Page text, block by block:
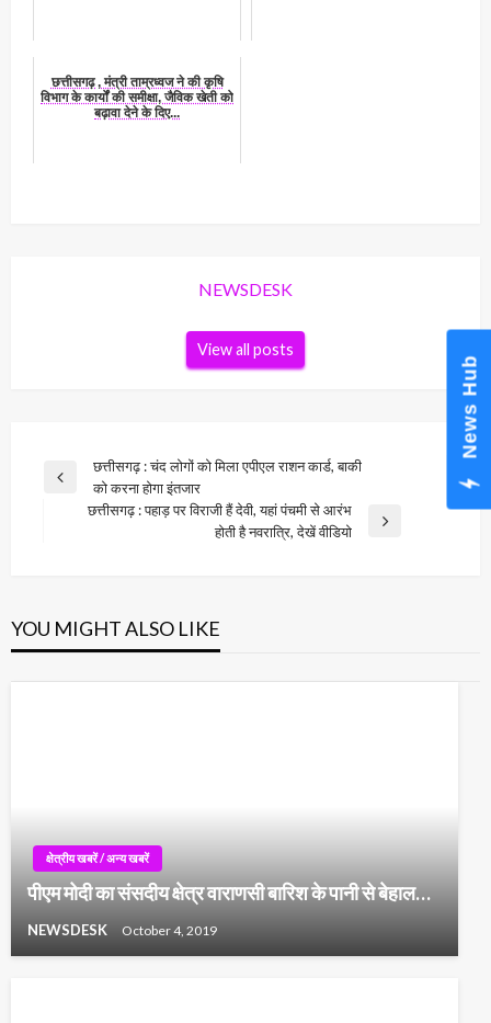
छत्तीसगढ़ , मंत्री ताम्रध्वज ने की कृषि
विभाग के कार्यों की समीक्षा, जैविक खेती को
बढ़ावा देने के दिए...
NEWSDESK
View all posts
Post
navigation
Previous
छत्तीसगढ़ : चंद लोगों को मिला एपीएल राशन कार्ड, बाकी
को करना होगा इंतजार
छत्तीसगढ़ : पहाड़ पर विराजी हैं देवी, यहां पंचमी से आरंभ
होती है नवरात्रि, देखें वीडियो
YOU MIGHT ALSO LIKE
क्षेत्रीय खबरें / अन्य खबरें
पीएम मोदी का संसदीय क्षेत्र वाराणसी बारिश के पानी से बेहाल…
NEWSDESK October 4, 2019
News Hub